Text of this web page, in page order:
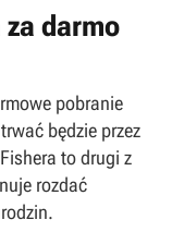
darmo
pobranie
będzie przez
to drugi z
rozdać